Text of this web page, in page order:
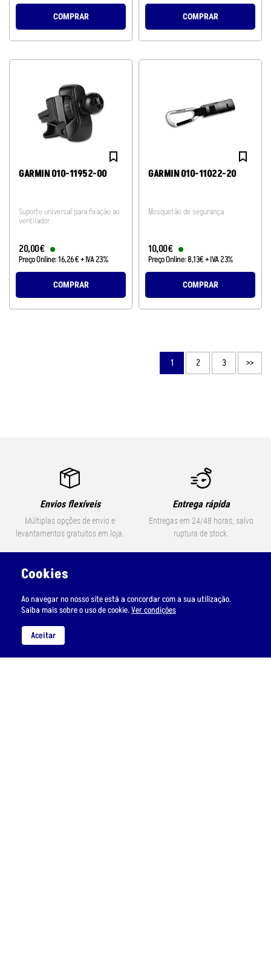
COMPRAR COMPRAR
GARMIN 010-11952-00
Suporte universal para fixação ao
ventilador
20,00€
Preço Online:16,26€+ IVA 23%
COMPRAR
GARMIN 010-11022-20
Mosquetão de segurança
10,00€
Preço Online:8,13€+ IVA 23%
COMPRAR
1 2 3 >>
Envios flexíveis
Múltiplas opções de envio e
levantamentos gratuitos em loja.
Entrega rápida
Entregas em 24/48 horas, salvo
ruptura de stock.
Vários métodos de pagamento
rmsgeral@gmail.com / (+351 21
Cookies
Ao navegar no nosso site está a concordar com a sua utilização.
Saiba mais sobre o uso de cookie.Ver condições
Aceitar